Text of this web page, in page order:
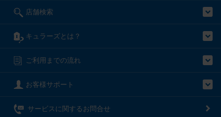
店舗検索
キュラーズとは？
ご利用までの流れ
お客様サポート
サービスに関するお問合せ